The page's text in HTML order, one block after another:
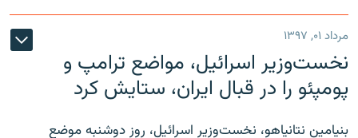
مرداد ۰۱, ۱۳۹۷
نخست‌وزیر اسرائیل، مواضع ترامپ و
پومپئو را در قبال ایران، ستایش کرد
بنیامین نتانیاهو، نخست‌وزیر اسرائیل، روز دوشنبه موضع